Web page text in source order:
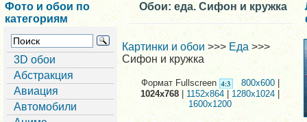
Фото и обои по
категориям
3D обои
Абстракция
Авиация
Автомобили
Обои: еда. Сифон и кружка
Картинки и обои >>> Еда >>>
Сифон и кружка
Формат Fullscreen 800x600|
1024x768|1152x864| 1280x1024
1600x1200